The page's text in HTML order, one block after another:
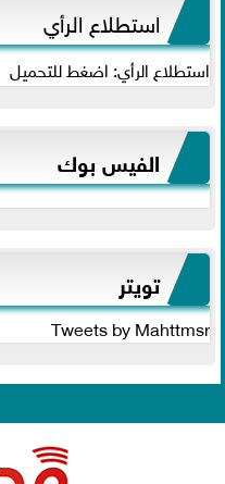
استطلاع الرأي
استطلاع الرأي: اضغط للتحميل
الفيس بوك
تويتر
Tweets by Mahttmsr